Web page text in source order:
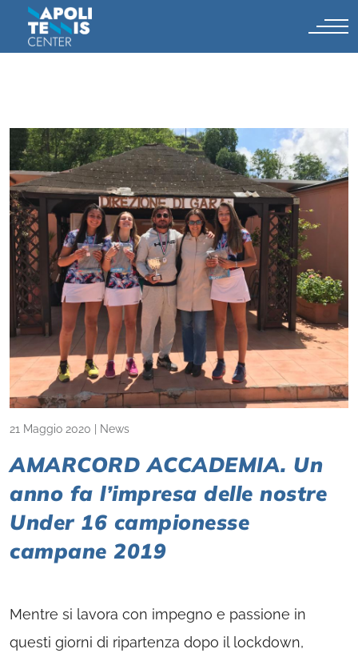
21 Maggio 2020 News
AMARCORD ACCADEMIA. Un
anno fa l’impresa delle nostre
Under 16 campionesse
campane 2019
Mentre si lavora con impegno e passione in
questi giorni di ripartenza dopo il lockdown,